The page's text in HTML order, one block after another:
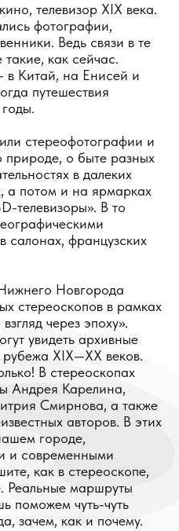
телевизор XIX века.
фотографии,
Ведь связи в те
как сейчас.
в Китай, на Енисей и
путешествия
стереофотографии и
природе, о быте разных
в далеких
а потом и на ярмарках
телевизоры». В то
салонах, французских
Новгорода
стереоскопов в рамках
через эпоху».
увидеть архивные
XIX—XX веков.
В стереоскопах
Андрея Карелина,
Смирнова, а также
авторов. В этих
городе,
и современными
как в стереоскопе,
Реальные маршруты
поможем чуть-чуть
зачем, как и почему.